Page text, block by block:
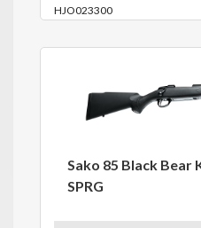
HJO023300
Sako 85 Black Bear
SPRG